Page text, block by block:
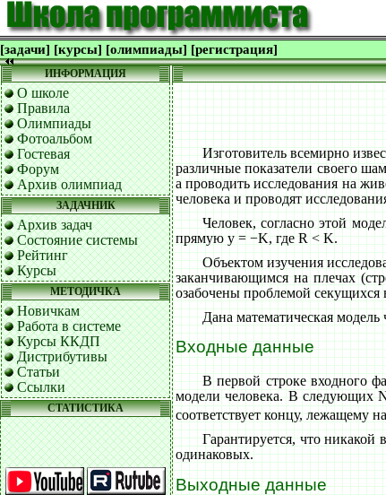
[задачи] [курсы] [олимпиады] [регистрация]
ИНФОРМАЦИЯ
О школе
Правила
Олимпиады
Фотоальбом
Гостевая
Форум
Архив олимпиад
ЗАДАЧНИК
Архив задач
Состояние системы
Рейтинг
Курсы
МЕТОДИЧКА
Новичкам
Работа в системе
Курсы ККДП
Дистрибутивы
Статьи
Ссылки
СТАТИСТИКА
Изготовитель всемирно
различные показатели своего
а проводить исследования на
человека и проводят
Человек, согласно этой
прямую y = −K, где R < K.
Объектом изучения
заканчивающимся на плечах
озабочены проблемой секущихся
Дана математическая
Входные данные
В первой строке входного
модели человека. В следующих
соответствует концу, лежащему
Гарантируется, что
одинаковых.
Выходные данные